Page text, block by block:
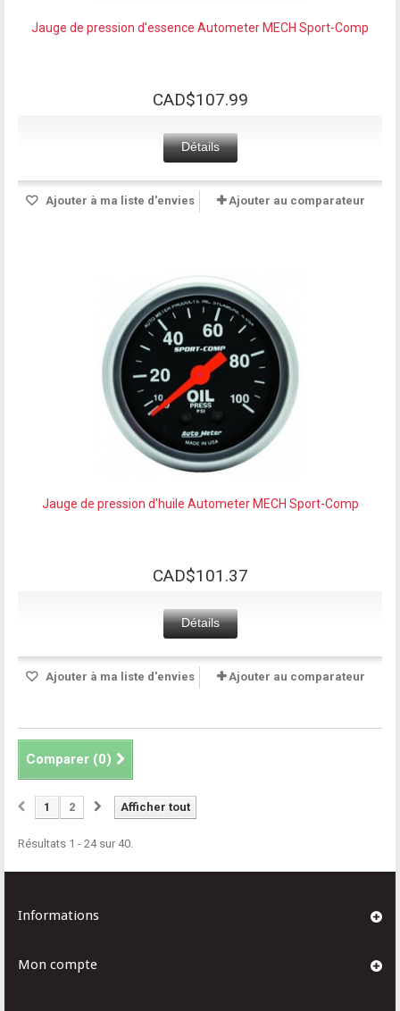
Jauge de pression d'essence Autometer MECH Sport-Comp
CAD$107.99
Détails
Ajouter à ma liste d'envies Ajouter au comparateur
Jauge de pression d'huile Autometer MECH Sport-Comp
CAD$101.37
Détails
Ajouter à ma liste d'envies Ajouter au comparateur
Comparer (0)
Afficher tout
1 2
Résultats 1 - 24 sur 40.
Informations
Mon compte